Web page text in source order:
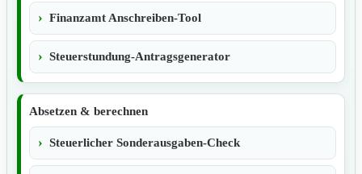
Finanzamt Anschreiben-Tool
Steuerstundung-Antragsgenerator
Absetzen & berechnen
Steuerlicher Sonderausgaben-Check